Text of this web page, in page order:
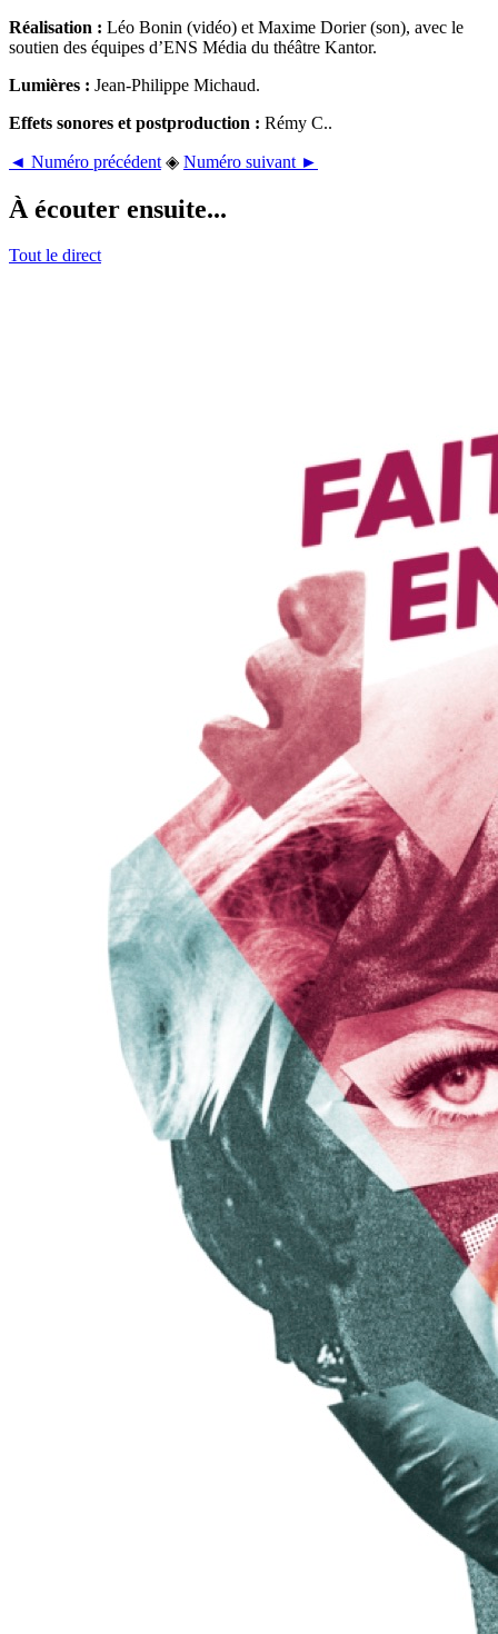
Réalisation : Léo Bonin (vidéo) et Maxime Dorier (son), avec le
soutien des équipes d’ENS Média du théâtre Kantor.
Lumières : Jean-Philippe Michaud.
Effets sonores et postproduction : Rémy C..
◄ Numéro précédent ◈ Numéro suivant ►
À écouter ensuite...
Tout le direct